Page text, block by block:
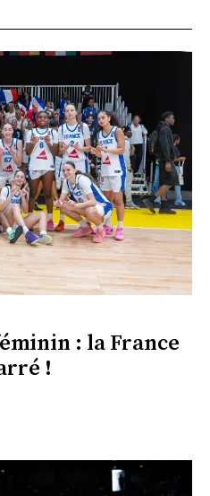
: la France
!